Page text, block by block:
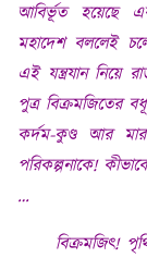
আবির্ভূত হয়েছে
মহাদেশ বললেই
এই যন্ত্রযান নিয়ে
পুত্র বিক্ৰমজিতের
কৰ্দম-কুণ্ড আর
পরিকল্পনাকে!
…
বিক্ৰমজিৎ!